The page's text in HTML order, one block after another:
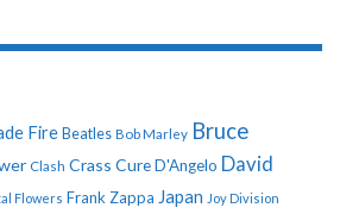
Fire Beatles Bob Marley Bruce
Clash Crass CureD'Angelo David
Flowers Frank Zappa Japan Joy Division